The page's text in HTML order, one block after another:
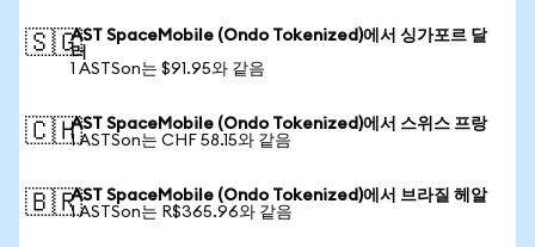
🇸🇬AST SpaceMobile (Ondo Tokenized)에서 싱가포르 달
러
1 ASTSon는 $91.95와 같음
🇨🇭AST SpaceMobile (Ondo Tokenized)에서 스위스 프랑
1 ASTSon는 CHF 58.15와 같음
🇧🇷AST SpaceMobile (Ondo Tokenized)에서 브라질 헤알
1 ASTSon는 R$365.96와 같음